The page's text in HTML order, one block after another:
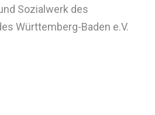
Sozialwerk des
Württemberg-Baden e.V.